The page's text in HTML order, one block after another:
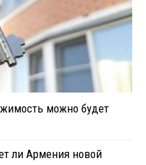
можно будет
ли Армения новой